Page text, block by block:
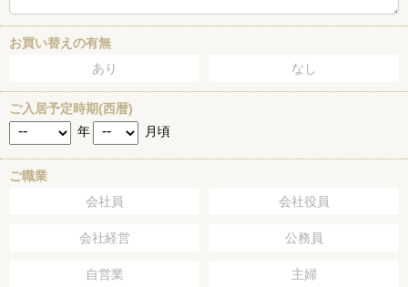
お買い替えの有無
あり
なし
ご入居予定時期(西暦)
年
月頃
ご職業
会社員
会社役員
会社経営 公務員
自営業 主婦